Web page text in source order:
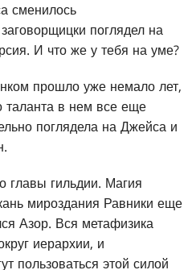
сменилось
поглядел на
И что же у тебя на уме?
прошло уже немало лет,
таланта в нем все еще
поглядела на Джейса и
гильдии. Магия
мироздания Равники еще
Азор. Вся метафизика
иерархии, и
пользоваться этой силой